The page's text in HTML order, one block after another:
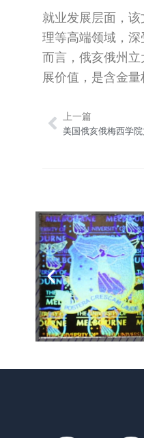
就业发展层面，
理等高端领域，
而言，俄亥俄州
展价值，是含金量
Prev
上一篇
美国俄亥俄梅西学